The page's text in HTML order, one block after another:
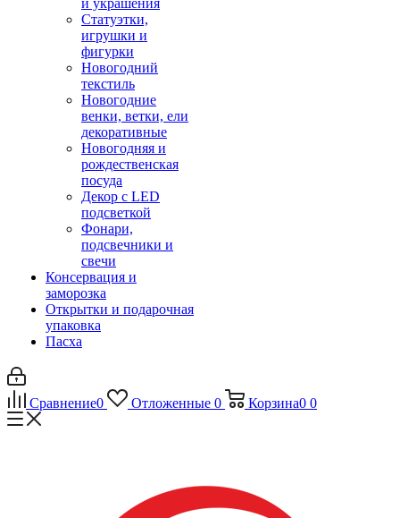
и украшения
Статуэтки,
игрушки и
фигурки
Новогодний
текстиль
Новогодние
венки, ветки, ели
декоративные
Новогодняя и
рождественская
посуда
Декор с LED
подсветкой
Фонари,
подсвечники и
свечи
Консервация и
заморозка
Открытки и подарочная
упаковка
Пасха
Сравнение0 Отложенные 0 Корзина0 0